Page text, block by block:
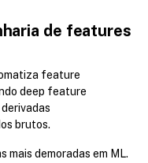
de features
feature
deep feature
brutos.
mais demoradas em ML.